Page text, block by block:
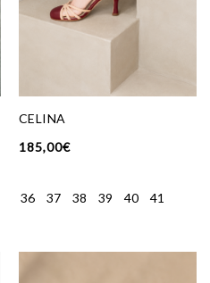
CELINA
185,00€
36 37 38 39 40 41